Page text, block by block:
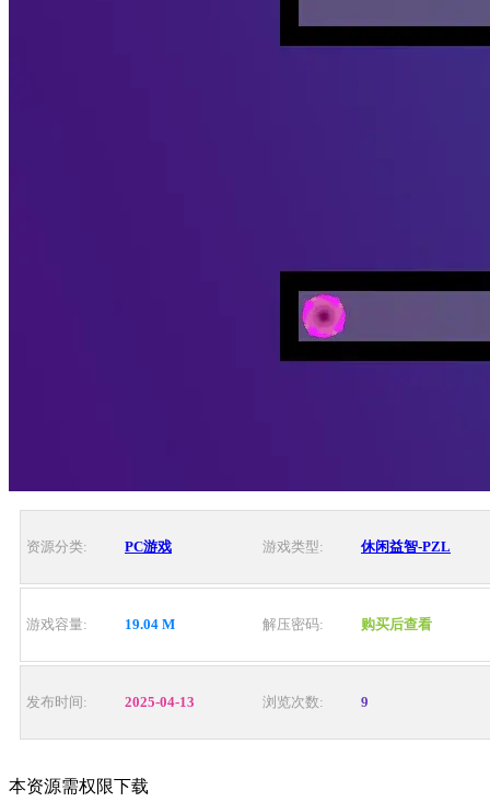
资源分类: PC游戏 游戏类型: 休闲益智-PZL
游戏容量: 19.04 M 解压密码: 购买后查看
发布时间: 2025-04-13 浏览次数: 9
本资源需权限下载